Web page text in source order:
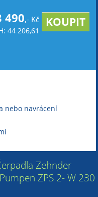
490,- Kč
44 206,61
nebo navrácení
Zehnder
ZPS 2- W 230